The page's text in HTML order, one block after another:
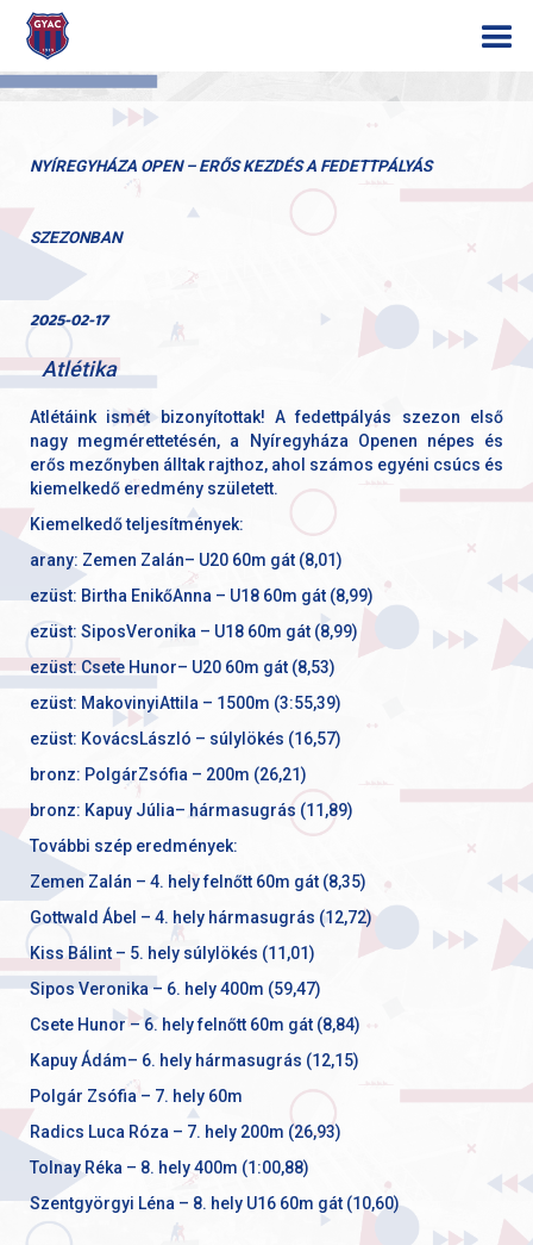
NYÍREGYHÁZA OPEN – ERŐS KEZDÉS A FEDETTPÁLYÁS
SZEZONBAN
2025-02-17
Atlétika
Atlétáink ismét bizonyítottak! A fedettpályás szezon első
nagy megmérettetésén, a Nyíregyháza Openen népes és
erős mezőnyben álltak rajthoz, ahol számos egyéni csúcs és
kiemelkedő eredmény született.
Kiemelkedő teljesítmények:
arany: Zemen Zalán– U20 60m gát (8,01)
ezüst: Birtha EnikőAnna – U18 60m gát (8,99)
ezüst: SiposVeronika – U18 60m gát (8,99)
ezüst: Csete Hunor– U20 60m gát (8,53)
ezüst: MakovinyiAttila – 1500m (3:55,39)
ezüst: KovácsLászló – súlylökés (16,57)
bronz: PolgárZsófia – 200m (26,21)
bronz: Kapuy Júlia– hármasugrás (11,89)
További szép eredmények:
Zemen Zalán – 4. hely felnőtt 60m gát (8,35)
Gottwald Ábel – 4. hely hármasugrás (12,72)
Kiss Bálint – 5. hely súlylökés (11,01)
Sipos Veronika – 6. hely 400m (59,47)
Csete Hunor – 6. hely felnőtt 60m gát (8,84)
Kapuy Ádám– 6. hely hármasugrás (12,15)
Polgár Zsófia – 7. hely 60m
Radics Luca Róza – 7. hely 200m (26,93)
Tolnay Réka – 8. hely 400m (1:00,88)
Szentgyörgyi Léna – 8. hely U16 60m gát (10,60)